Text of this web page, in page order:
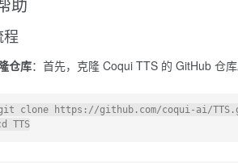
仓库：首先，克隆 Coqui TTS 的 GitHub 仓
clone